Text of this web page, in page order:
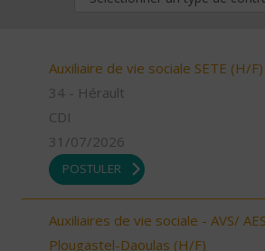
Auxiliaire de vie sociale SETE (H/F)
34 - Hérault
CDI
31/07/2026
POSTULER
Auxiliaires de vie sociale - AVS/
Plougastel-Daoulas (H/F)